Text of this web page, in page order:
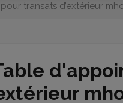
transats d’extérieur